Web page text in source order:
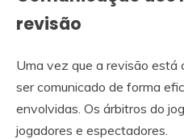
revisão
Uma vez que a revisão está
ser comunicado de forma
envolvidas. Os árbitros do
jogadores e espectadores.